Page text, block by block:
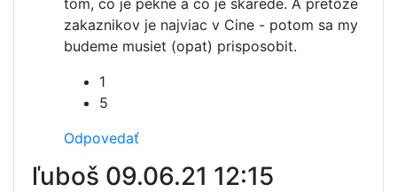
tom, co je pekne a co je skarede. A pretoze
zakaznikov je najviac v Cine - potom sa my
budeme musiet (opat) prisposobit.
1
5
Odpovedať
ľuboš 09.06.21 12:15